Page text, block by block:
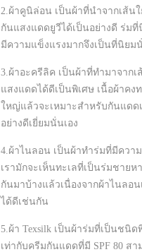
2.ผ้าคูนิล่อน เป็นผ้าที่นำจากเส้น
กันแสงแดดยูวีได้เป็นอย่างดี ร่ม
มีความแข็งแรงมากจึงเป็นที่นิยม
3.ผ้าอะครีลิค เป็นผ้าที่ทำมาจาก
แสงแดดได้ดีเป็นพิเศษ เนื้อผ้าค
ใหญ่แล้วจะเหมาะสำหรับกันแดด
อย่างดีเยี่ยมนั่นเอง
4.ผ้าไนลอน เป็นผ้าทำร่มที่มีควา
เรามักจะเห็นทะเลที่เป็นร่มชาย
กันมาบ้างแล้วเนื่องจากผ้าไนล
ได้ดีเช่นกัน
5.ผ้า Texsilk เป็นผ้าร่มที่เป็นชนิ
เท่ากับครีมกันแดดที่มี SPF 80 ส